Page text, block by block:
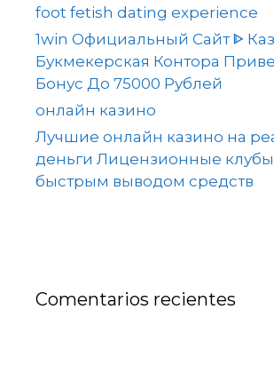
foot fetish dating experience
1win Официальный Сайт ᐈ
Букмекерская Контора
Бонус До 75000 Рублей
онлайн казино
Лучшие онлайн казино на
деньги Лицензионные клубы
быстрым выводом средств
Comentarios recientes